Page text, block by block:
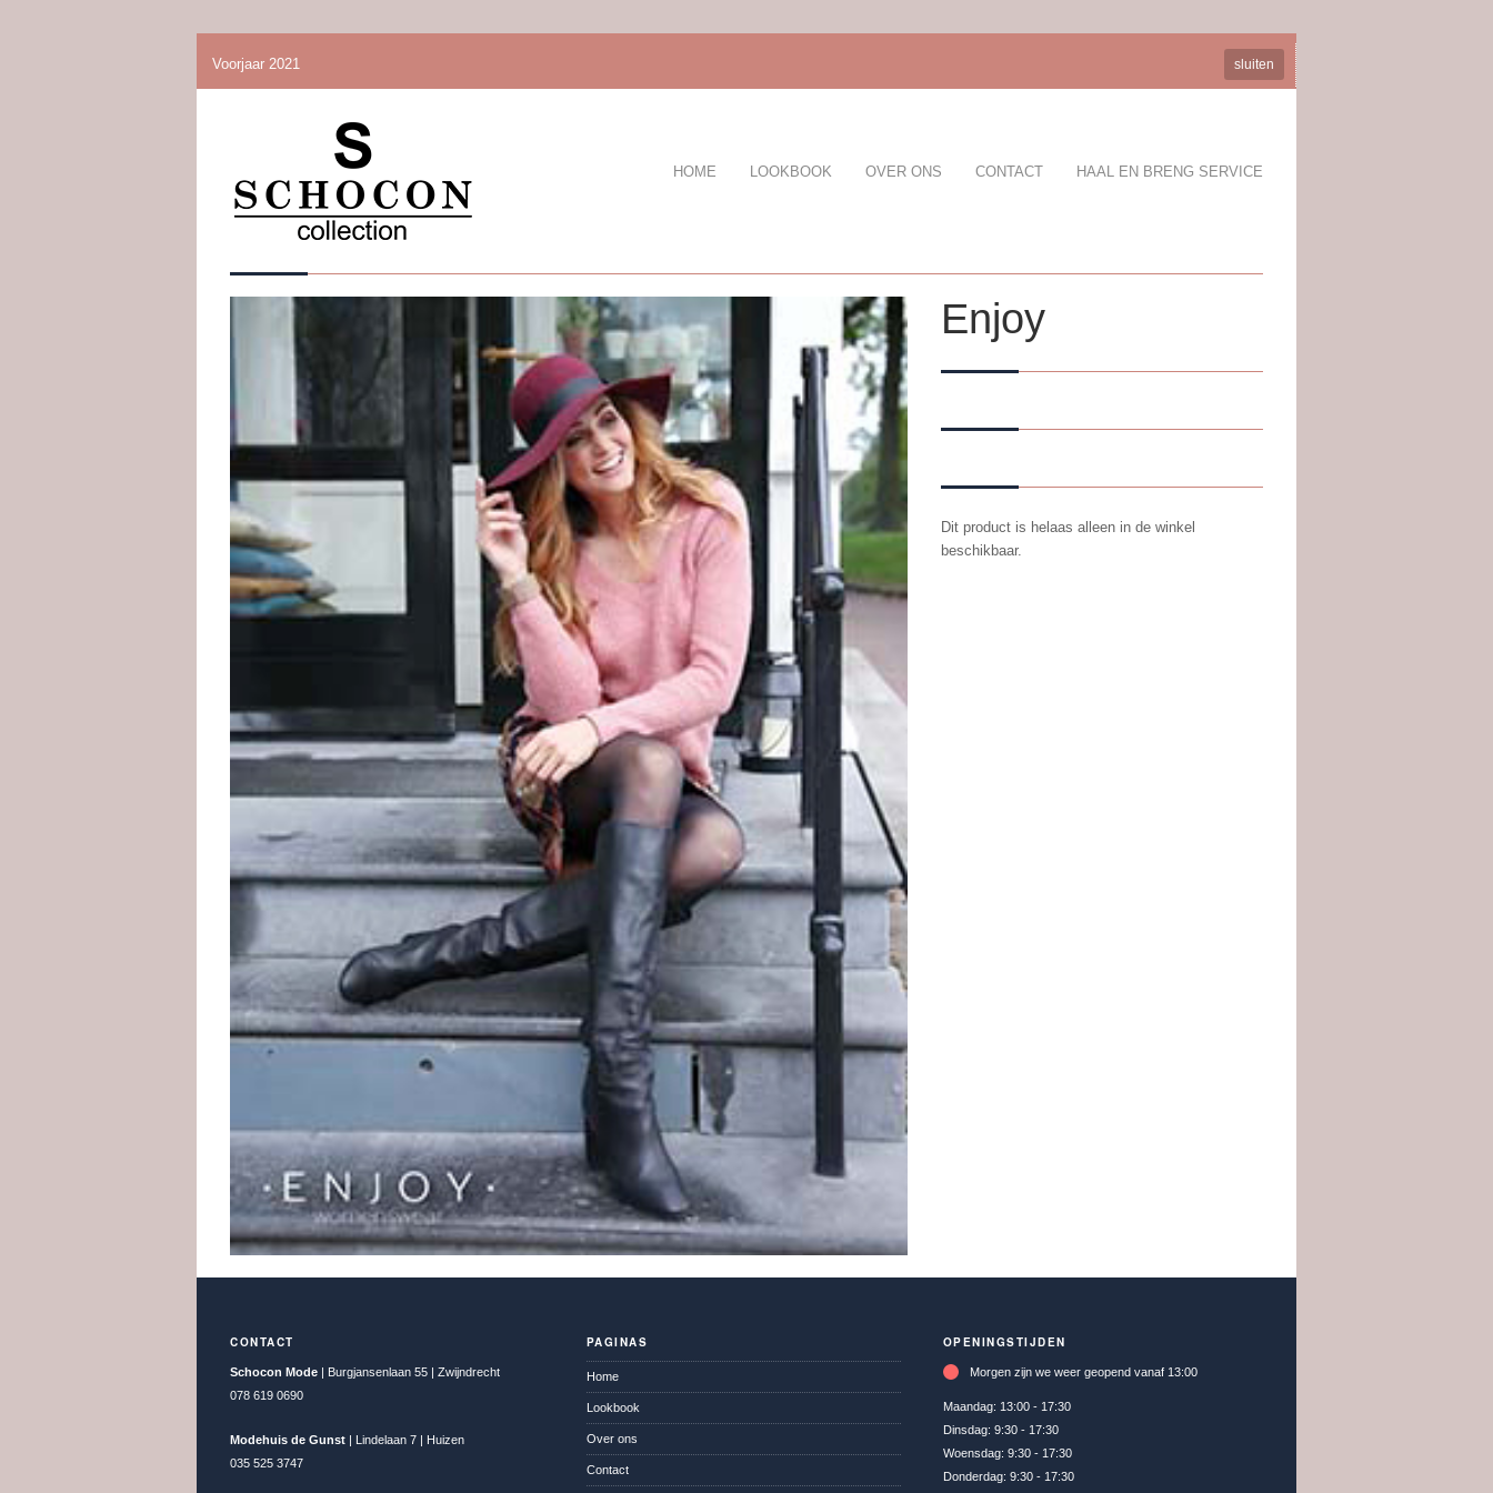
Voorjaar 2021 sluiten
HOME LOOKBOOK OVER ONS CONTACT HAAL EN BRENG SERVICE
Enjoy
Dit product is helaas alleen in de winkel
beschikbaar.
CONTACT
Schocon Mode | Burgjansenlaan 55 | Zwijndrecht
078 619 0690
Modehuis de Gunst | Lindelaan 7 | Huizen
035 525 3747
PAGINAS
Home
Lookbook
Over ons
Contact
OPENINGSTIJDEN
Morgen zijn we weer geopend vanaf 13:00
Maandag: 13:00 - 17:30
Dinsdag: 9:30 - 17:30
Woensdag: 9:30 - 17:30
Donderdag: 9:30 - 17:30